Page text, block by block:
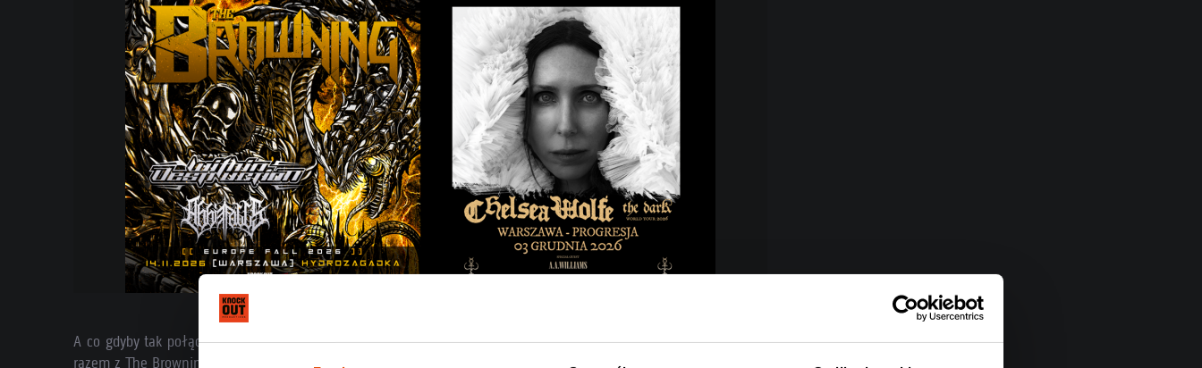
A co gdyby tak połączyć światy absolutnie tanecznego rave’u i absolutnie brutalnego metalu? Odpowiedź ustalimy
razem z The Browning 14 listopada wystąpią w . Ich towarzyszami będą